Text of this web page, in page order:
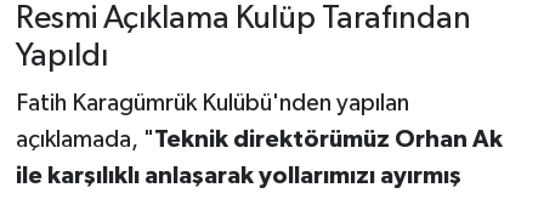
Resmi Açıklama Kulüp Tarafından
Yapıldı
Fatih Karagümrük Kulübü'nden yapılan
açıklamada, "Teknik direktörümüz Orhan Ak
ile karşılıklı anlaşarak yollarımızı ayırmış